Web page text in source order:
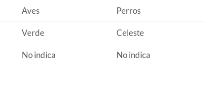
Aves Perros
Verde Celeste
No indica No indica